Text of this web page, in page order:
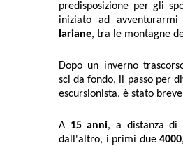
predisposizione per gli
iniziato ad
lariane, tra le montagne
Dopo un inverno
sci da fondo, il passo per
escursionista, è stato
A 15 anni, a distanza di
dall'altro, i primi due4000,